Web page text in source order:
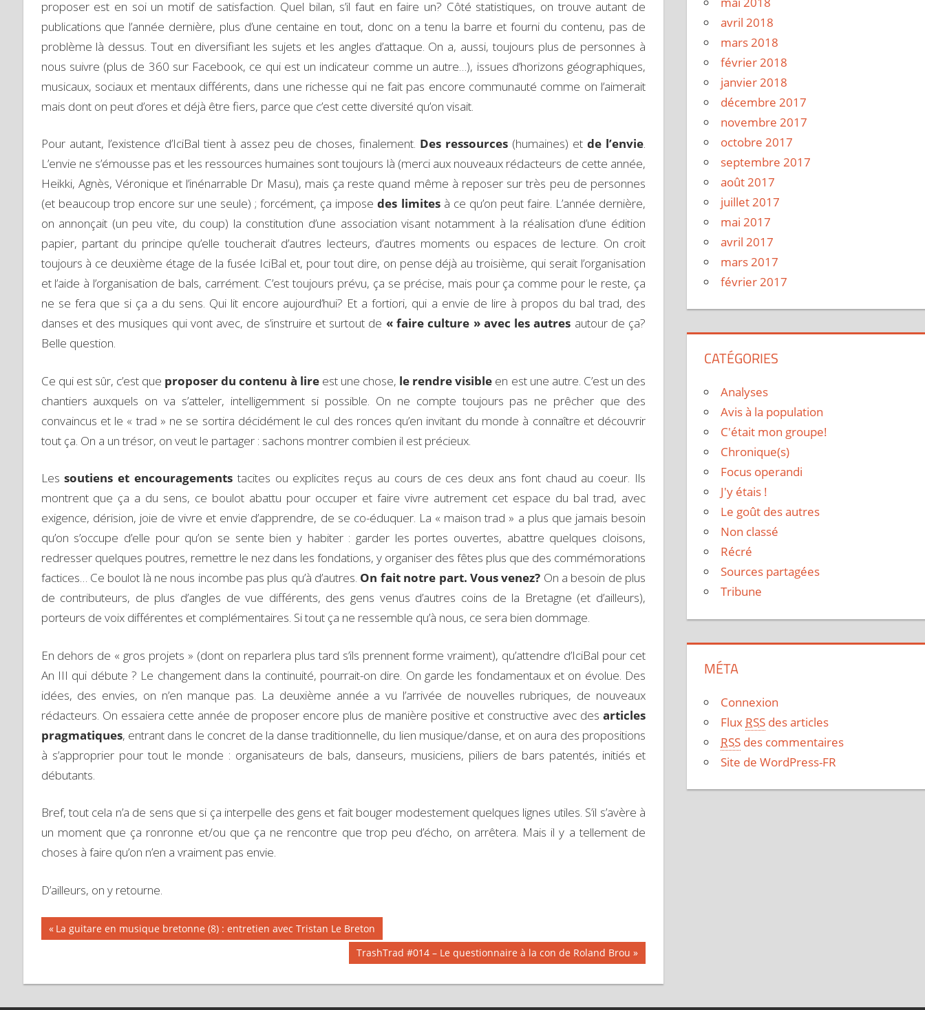
proposer est en soi un motif de satisfaction. Quel bilan, s’il faut en faire un? Côté statistiques, on trouve autant de
publications que l’année dernière, plus d’une centaine en tout, donc on a tenu la barre et fourni du contenu, pas de
problème là dessus. Tout en diversifiant les sujets et les angles d’attaque. On a, aussi, toujours plus de personnes à
nous suivre (plus de 360 sur Facebook, ce qui est un indicateur comme un autre…), issues d’horizons géographiques,
musicaux, sociaux et mentaux différents, dans une richesse qui ne fait pas encore communauté comme on l’aimerait
mais dont on peut d’ores et déjà être fiers, parce que c’est cette diversité qu’on visait.
Pour autant, l’existence d’IciBal tient à assez peu de choses, finalement. Des ressources(humaines) etde l’envie.
L’envie ne s’émousse pas et les ressources humaines sont toujours là (merci aux nouveaux rédacteurs de cette année,
Heikki, Agnès, Véronique et l’inénarrable Dr Masu), mais ça reste quand même à reposer sur très peu de personnes
(et beaucoup trop encore sur une seule) ; forcément, ça imposedes limitesà ce qu’on peut faire. L’année dernière,
on annonçait (un peu vite, du coup) la constitution d’une association visant notamment à la réalisation d’une édition
papier, partant du principe qu’elle toucherait d’autres lecteurs, d’autres moments ou espaces de lecture. On croit
toujours à ce deuxième étage de la fusée IciBal et, pour tout dire, on pense déjà au troisième, qui serait l’organisation
et l’aide à l’organisation de bals, carrément. C’est toujours prévu, ça se précise, mais pour ça comme pour le reste, ça
ne se fera que si ça a du sens. Qui lit encore aujourd’hui? Et a fortiori, qui a envie de lire à propos du bal trad, des
danses et des musiques qui vont avec, de s’instruire et surtout de « faire culture » avec les autres autour de ça?
Belle question.
Ce qui est sûr, c’est que proposer du contenu à lireest une chose, le rendre visible en est une autre. C’est un des
chantiers auxquels on va s’atteler, intelligemment si possible. On ne compte toujours pas ne prêcher que des
convaincus et le « trad » ne se sortira décidément le cul des ronces qu’en invitant du monde à connaître et découvrir
tout ça. On a un trésor, on veut le partager : sachons montrer combien il est précieux.
Lessoutiens et encouragementstacites ou explicites reçus au cours de ces deux ans font chaud au coeur. Ils
montrent que ça a du sens, ce boulot abattu pour occuper et faire vivre autrement cet espace du bal trad, avec
exigence, dérision, joie de vivre et envie d’apprendre, de se co-éduquer. La « maison trad » a plus que jamais besoin
qu’on s’occupe d’elle pour qu’on se sente bien y habiter : garder les portes ouvertes, abattre quelques cloisons,
redresser quelques poutres, remettre le nez dans les fondations, y organiser des fêtes plus que des commémorations
factices… Ce boulot là ne nous incombe pas plus qu’à d’autres. On fait notre part. Vous venez? On a besoin de plus
de contributeurs, de plus d’angles de vue différents, des gens venus d’autres coins de la Bretagne (et d’ailleurs),
porteurs de voix différentes et complémentaires. Si tout ça ne ressemble qu’à nous, ce sera bien dommage.
En dehors de « gros projets » (dont on reparlera plus tard s’ils prennent forme vraiment), qu’attendre d’IciBal pour cet
An III qui débute ? Le changement dans la continuité, pourrait-on dire. On garde les fondamentaux et on évolue. Des
idées, des envies, on n’en manque pas. La deuxième année a vu l’arrivée de nouvelles rubriques, de nouveaux
rédacteurs. On essaiera cette année de proposer encore plus de manière positive et constructive avec desarticles
pragmatiques, entrant dans le concret de la danse traditionnelle, du lien musique/danse, et on aura des propositions
à s’approprier pour tout le monde : organisateurs de bals, danseurs, musiciens, piliers de bars patentés, initiés et
débutants.
Bref, tout cela n’a de sens que si ça interpelle des gens et fait bouger modestement quelques lignes utiles. S’il s’avère à
un moment que ça ronronne et/ou que ça ne rencontre que trop peu d’écho, on arrêtera. Mais il y a tellement de
choses à faire qu’on n’en a vraiment pas envie.
D’ailleurs, on y retourne.
Navigation
Previous
La guitare en musique bretonne (8) : entretien avec Tristan Le Breton
Next
TrashTrad #014 – Le questionnaire à la con de Roland Brou
avril 2018
mars 2018
février 2018
janvier 2018
décembre 2017
novembre 2017
octobre 2017
septembre 2017
août 2017
juillet 2017
mai 2017
avril 2017
mars 2017
février 2017
CATÉGORIES
Analyses
Avis à la population
C'était mon groupe!
Chronique(s)
Focus operandi
J'y étais !
Le goût des autres
Non classé
Récré
Sources partagées
Tribune
MÉTA
Connexion
Flux RSS des articles
RSS des commentaires
Site de WordPress-FR